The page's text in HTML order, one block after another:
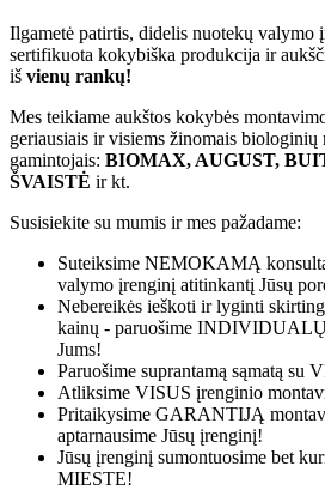
Ilgametė patirtis, didelis nuotekų valymo
sertifikuota kokybiška produkcija ir
iš vienų rankų!
Mes teikiame aukštos kokybės
geriausiais ir visiems žinomais
gamintojais: BIOMAX, AUGUST,
ŠVAISTĖ ir kt.
Susisiekite su mumis ir mes pažadame:
Suteiksime NEMOKAMĄ
valymo įrenginį atitinkantį Jūsų
Nebereikės ieškoti ir lyginti
kainų - paruošime
Jums!
Paruošime suprantamą sąmatą su
Atliksime VISUS įrenginio
Pritaikysime GARANTIJĄ
aptarnausime Jūsų įrenginį!
Jūsų įrenginį sumontuosime bet
MIESTE!